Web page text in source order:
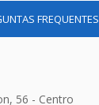
FREQUENTES
56 - Centro